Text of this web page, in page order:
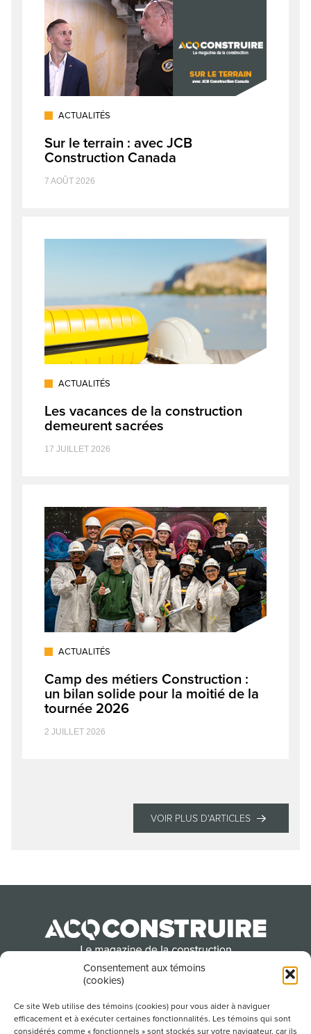
Consentement aux témoins
(cookies)
Ce site Web utilise des témoins (cookies) pour vous aider à naviguer
efficacement et à exécuter certaines fonctionnalités. Les témoins qui sont
considérés comme « fonctionnels » sont stockés sur votre navigateur, car ils
ACTUALITÉS
Sur le terrain : avec JCB
Construction Canada
7 AOÛT 2026
ACTUALITÉS
Les vacances de la construction
demeurent sacrées
17 JUILLET 2026
ACTUALITÉS
Camp des métiers Construction :
un bilan solide pour la moitié de la
tournée 2026
2 JUILLET 2026
VOIR PLUS D'ARTICLES
Québec